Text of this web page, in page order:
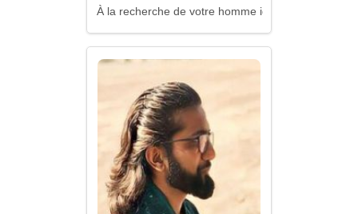
À la recherche de votre homme idéal